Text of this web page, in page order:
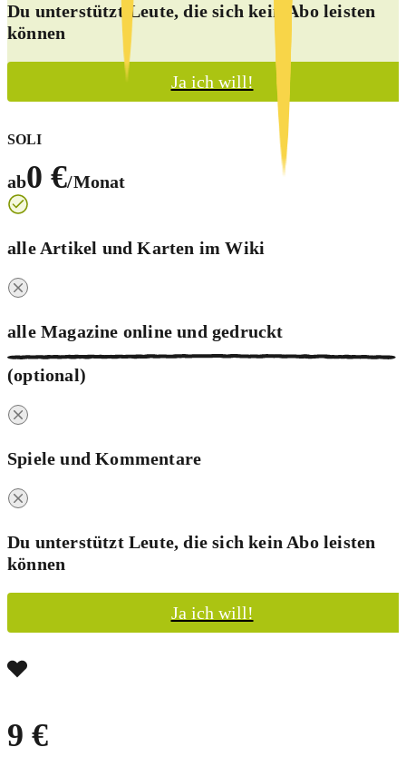
SOLI
ab0 €/Monat
alle Artikel und Karten im Wiki
alle Magazine online und gedruckt
(optional)
Spiele und Kommentare
Du unterstützt Leute, die sich kein Abo leisten
können
Ja ich will!
Du unterstützt Leute, die sich kein Abo leisten
können
Ja ich will!
9 €